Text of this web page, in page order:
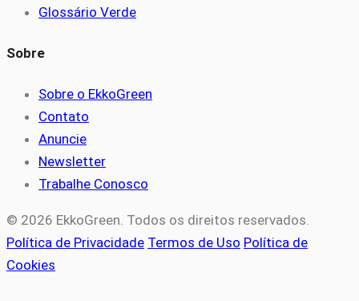
Glossário Verde
Sobre
Sobre o EkkoGreen
Contato
Anuncie
Newsletter
Trabalhe Conosco
© 2026 EkkoGreen. Todos os direitos reservados.
Política de Privacidade Termos de Uso Política de
Cookies